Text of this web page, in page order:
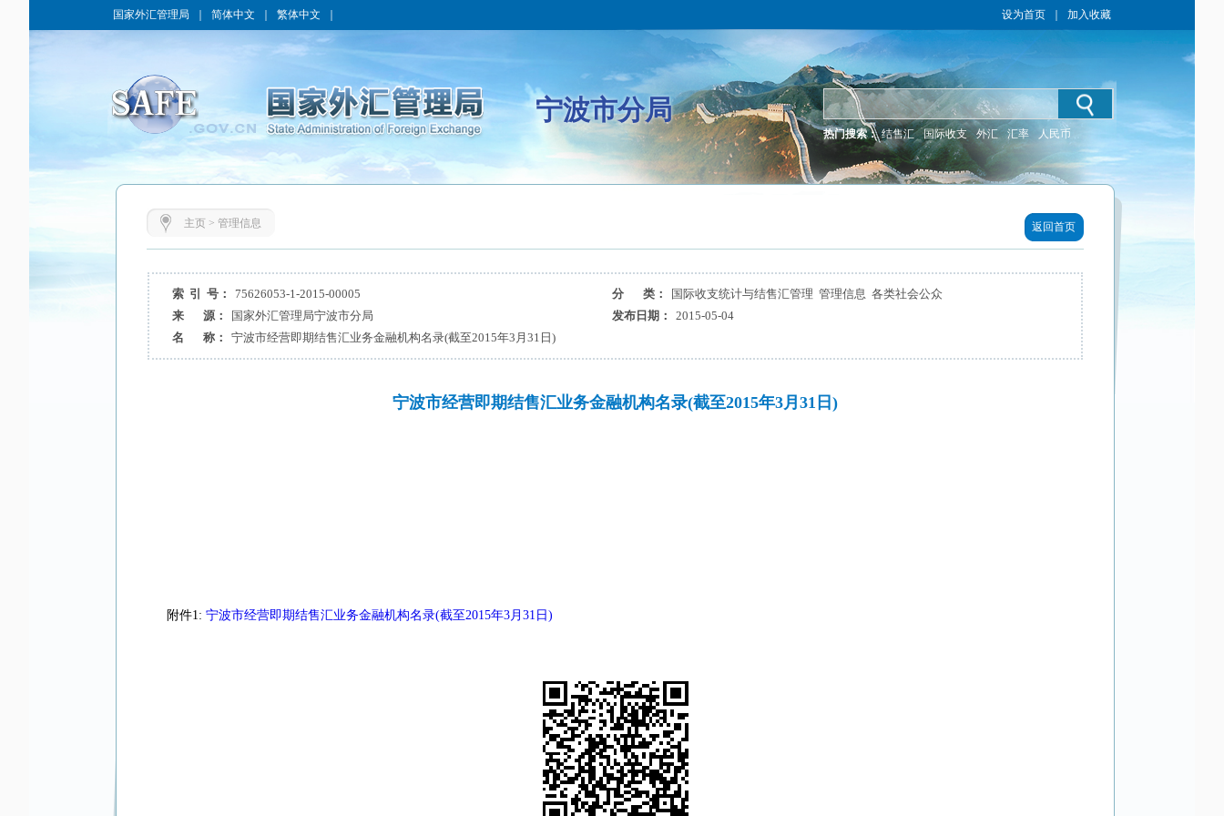
国家外汇管理局 简体中文 繁体中文 设为首页 加入收藏
宁波市分局
热门搜索： 结售汇 国际收支 外汇 汇率 人民币
主页> 管理信息 返回首页
索 引 号： 75626053-1-2015-00005 分 类：
国际收支统计与结售汇管理 管理信息 各类社会公众
来 源：
国家外汇管理局宁波市分局 发布日期：
2015-05-04
名 称：
宁波市经营即期结售汇业务金融机构名录(截至2015年3月31日)
宁波市经营即期结售汇业务金融机构名录(截至2015年3月31日)
附件1: 宁波市经营即期结售汇业务金融机构名录(截至2015年3月31日)